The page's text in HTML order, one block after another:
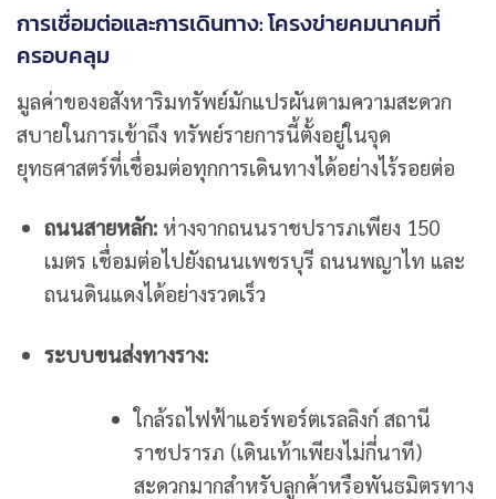
การเชื่อมต่อและการเดินทาง: โครงข่ายคมนาคมที่
ครอบคลุม
มูลค่าของอสังหาริมทรัพย์มักแปรผันตามความสะดวก
สบายในการเข้าถึง ทรัพย์รายการนี้ตั้งอยู่ในจุด
ยุทธศาสตร์ที่เชื่อมต่อทุกการเดินทางได้อย่างไร้รอยต่อ
ถนนสายหลัก:ห่างจากถนนราชปรารภเพียง 150
เมตร เชื่อมต่อไปยังถนนเพชรบุรี ถนนพญาไท และ
ถนนดินแดงได้อย่างรวดเร็ว
ระบบขนส่งทางราง:
ใกล้รถไฟฟ้าแอร์พอร์ตเรลลิงก์ สถานี
ราชปรารภ (เดินเท้าเพียงไม่กี่นาที)
สะดวกมากสำหรับลูกค้าหรือพันธมิตรทาง